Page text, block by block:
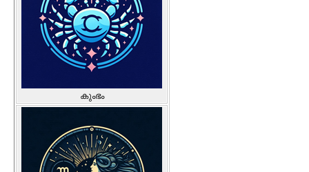
കുംഭം